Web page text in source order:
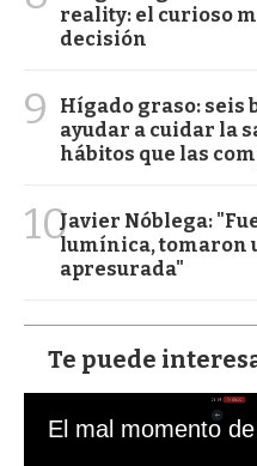
reality: el curioso
decisión
9
Hígado graso: seis
ayudar a cuidar la
hábitos que las
10Javier Nóblega:
lumínica, tomaron
apresurada"
Te puede